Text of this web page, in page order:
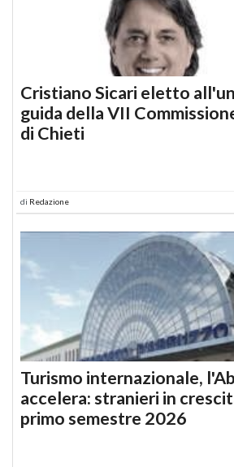
Cristiano Sicari eletto
guida della VII
di Chieti
di Redazione
Turismo internazionale,
accelera: stranieri in
primo semestre 2026